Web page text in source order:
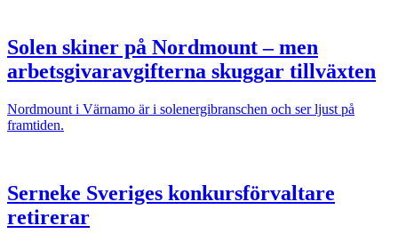
Solen skiner på Nordmount – men
arbetsgivaravgifterna skuggar tillväxten
Nordmount i Värnamo är i solenergibranschen och ser ljust på
framtiden.
Serneke Sveriges konkursförvaltare
retirerar